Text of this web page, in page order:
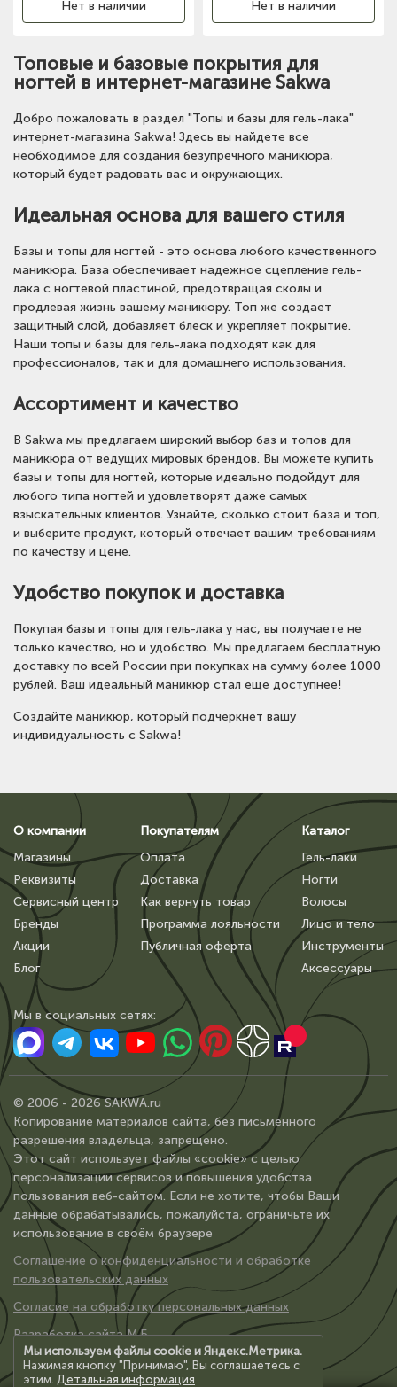
Нет в наличии Нет в наличии
Топовые и базовые покрытия для
ногтей в интернет-магазине Sakwa
Добро пожаловать в раздел "Топы и базы для гель-лака"
интернет-магазина Sakwa! Здесь вы найдете все
необходимое для создания безупречного маникюра,
который будет радовать вас и окружающих.
Идеальная основа для вашего стиля
Базы и топы для ногтей - это основа любого качественного
маникюра. База обеспечивает надежное сцепление гель-
лака с ногтевой пластиной, предотвращая сколы и
продлевая жизнь вашему маникюру. Топ же создает
защитный слой, добавляет блеск и укрепляет покрытие.
Наши топы и базы для гель-лака подходят как для
профессионалов, так и для домашнего использования.
Ассортимент и качество
В Sakwa мы предлагаем широкий выбор баз и топов для
маникюра от ведущих мировых брендов. Вы можете купить
базы и топы для ногтей, которые идеально подойдут для
любого типа ногтей и удовлетворят даже самых
взыскательных клиентов. Узнайте, сколько стоит база и топ,
и выберите продукт, который отвечает вашим требованиям
по качеству и цене.
Удобство покупок и доставка
Покупая базы и топы для гель-лака у нас, вы получаете не
только качество, но и удобство. Мы предлагаем бесплатную
доставку по всей России при покупках на сумму более 1000
рублей. Ваш идеальный маникюр стал еще доступнее!
Создайте маникюр, который подчеркнет вашу
индивидуальность с Sakwa!
О компании
Магазины
Реквизиты
Сервисный центр
Бренды
Акции
Блог
Покупателям
Оплата
Доставка
Как вернуть товар
Программа лояльности
Публичная оферта
Каталог
Гель-лаки
Ногти
Волосы
Лицо и тело
Инструменты
Аксессуары
Мы в сoциальных сетях:
© 2006 - 2026 SAKWA.ru
Копирование материалов сайта, без письменного
разрешения владельца, запрещено.
Этот сайт использует файлы «cookie» с целью
персонализации сервисов и повышения удобства
пользования веб-сайтом. Если не хотите, чтобы Ваши
данные обрабатывались, пожалуйста, ограничьте их
использование в своём браузере
Соглашение о конфиденциальности и обработке
пользовательских данных
Согласие на обработку персональных данных
Разработка сайта М.Б.
Мы используем файлы cookie и Яндекс.Метрика.
Нажимая кнопку "Принимаю", Вы соглашаетесь с
этим. Детальная информация